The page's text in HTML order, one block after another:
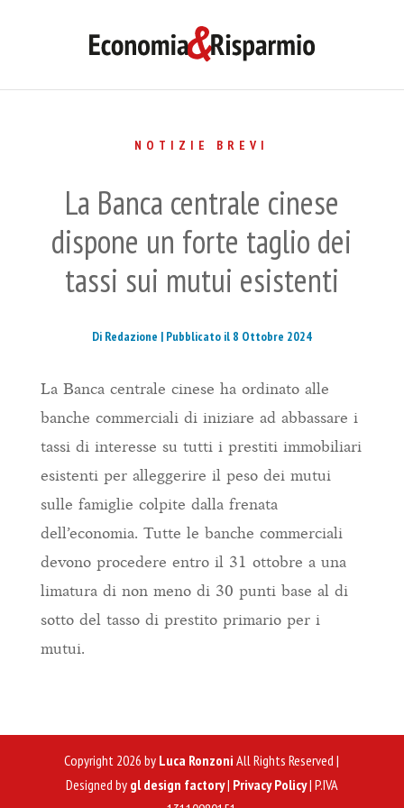
NOTIZIE BREVI
La Banca centrale cinese
dispone un forte taglio dei
tassi sui mutui esistenti
Di Redazione | Pubblicato il 8 Ottobre 2024
La Banca centrale cinese ha ordinato alle
banche commerciali di iniziare ad abbassare i
tassi di interesse su tutti i prestiti immobiliari
esistenti per alleggerire il peso dei mutui
sulle famiglie colpite dalla frenata
dell’economia. Tutte le banche commerciali
devono procedere entro il 31 ottobre a una
limatura di non meno di 30 punti base al di
sotto del tasso di prestito primario per i
mutui.
Copyright 2026 by Luca Ronzoni All Rights Reserved |
Designed by gl design factory| Privacy Policy| P.IVA